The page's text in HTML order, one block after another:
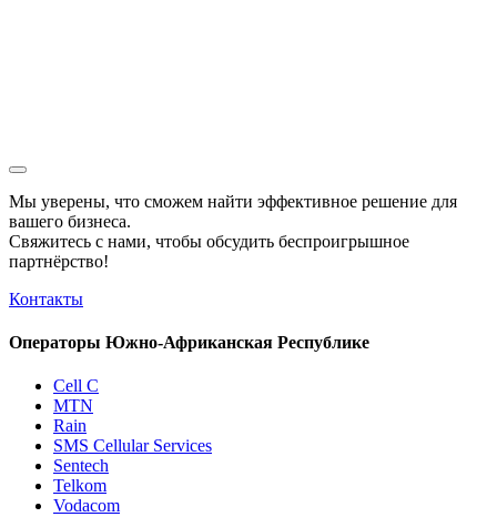
Мы уверены, что сможем найти эффективное решение для
вашего бизнеса.
Свяжитесь с нами, чтобы обсудить беспроигрышное
партнёрство!
Контакты
Операторы Южно-Африканская Республике
Cell C
MTN
Rain
SMS Cellular Services
Sentech
Telkom
Vodacom